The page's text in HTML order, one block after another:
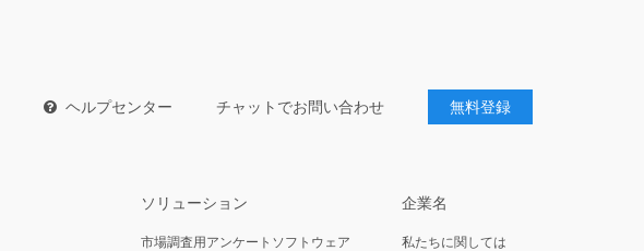
ヘルプセンター チャットでお問い合わせ 無料登録
ソリューション
市場調査用アンケートソフトウェア
企業名
私たちに関しては